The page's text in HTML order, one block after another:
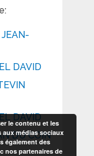
DAVID
DAVID
DU COIN
le contenu et les
médias sociaux
également des
nos partenaires de